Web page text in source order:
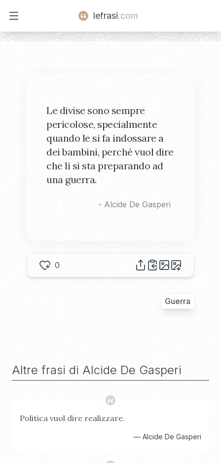
Open main menu
lefrasi.com
Le divise sono sempre
pericolose, specialmente
quando le si fa indossare a
dei bambini, perché vuol dire
che li si sta preparando ad
una guerra.
- Alcide De Gasperi
0
Guerra
Altre frasi di Alcide De Gasperi
Politica vuol dire realizzare.
— Alcide De Gasperi